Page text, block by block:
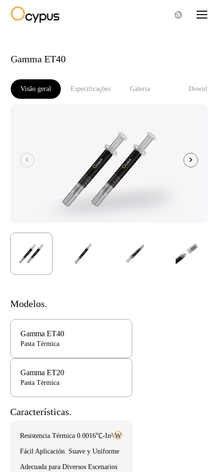
Gamma ET40
Visão geral Especificações Galeria Download
Modelos.
Gamma ET40
Pasta Térmica
Gamma ET20
Pasta Térmica
Características.
Resistencia Térmica 0.0016℃-In²/W
Fácil Aplicación. Suave y Uniforme
Adecuada para Diversos Escenarios